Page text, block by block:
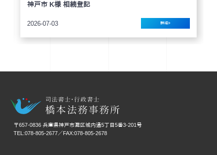
神戸市 K様 相続登記
2026-07-03 詳細
〒657-0836 兵庫県神戸市灘区城内通5丁目5番3-201号
TEL:078-805-2677／FAX:078-805-2678